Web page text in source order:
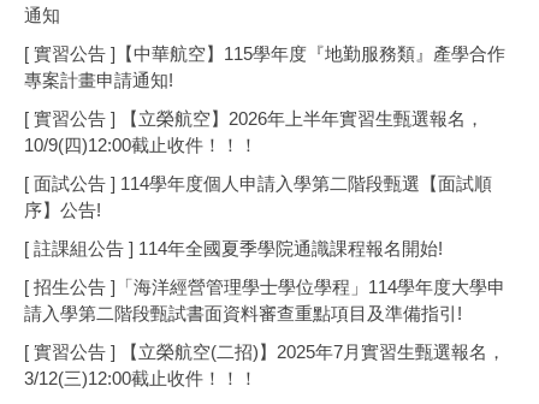
通知
[ 實習公告 ]【中華航空】115學年度『地勤服務類』產學合作
專案計畫申請通知!
[ 實習公告 ] 【立榮航空】2026年上半年實習生甄選報名，
10/9(四)12:00截止收件！！！
[ 面試公告 ] 114學年度個人申請入學第二階段甄選【面試順
序】公告!
[ 註課組公告 ] 114年全國夏季學院通識課程報名開始!
[ 招生公告 ]「海洋經營管理學士學位學程」114學年度大學申
請入學第二階段甄試書面資料審查重點項目及準備指引!
[ 實習公告 ] 【立榮航空(二招)】2025年7月實習生甄選報名，
3/12(三)12:00截止收件！！！